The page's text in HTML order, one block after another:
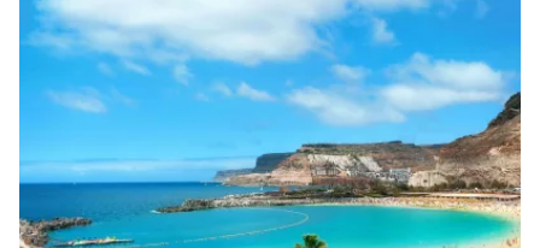
Jätkake e-kirjaga